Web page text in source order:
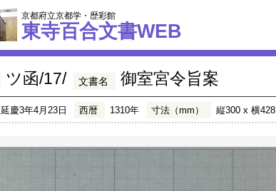
京都府立京都学・歴彩館
東寺百合文書WEB
ツ函/17/ 文書名 御室宮令旨案
延慶3年4月23日 西暦 1310年 寸法（mm） 縦300 x 横428